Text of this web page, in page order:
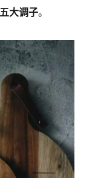
大调子。